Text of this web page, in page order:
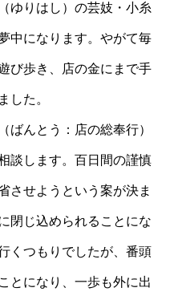
ゆりはし）の芸妓・小糸
中になります。やがて毎
び歩き、店の金にまで手
した。
ばんとう：店の総奉行）
談します。百日間の謹慎
させようという案が決ま
閉じ込められることにな
くつもりでしたが、番頭
とになり、一歩も外に出